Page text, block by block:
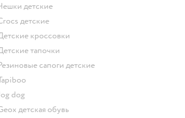
Чешки детские
Crocs детские
Детские кроссовки
Детские тапочки
Резиновые сапоги детские
Tapiboo
Jog dog
Geox детская обувь